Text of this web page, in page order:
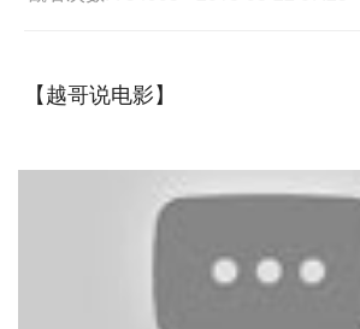
【越哥说电影】